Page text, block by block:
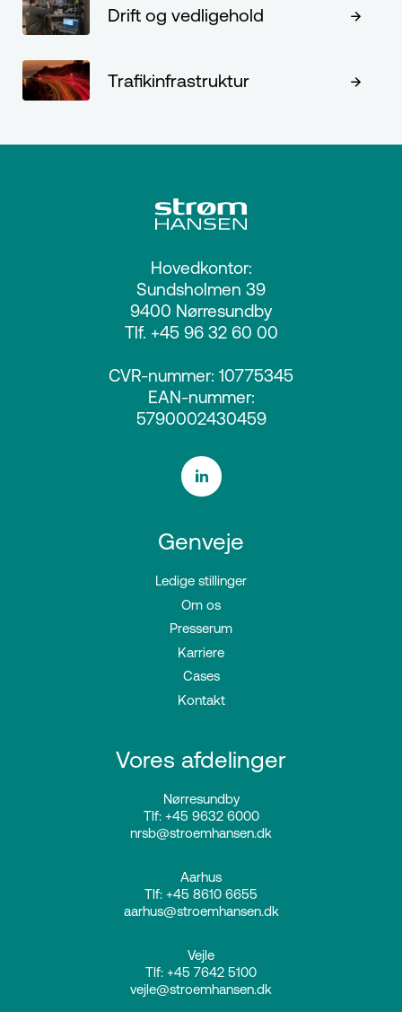
Drift og vedligehold
Trafikinfrastruktur
Hovedkontor:
Sundsholmen 39
9400 Nørresundby
Tlf. +45 96 32 60 00
CVR-nummer: 10775345
EAN-nummer:
5790002430459
Genveje
Ledige stillinger
Om os
Presserum
Karriere
Cases
Kontakt
Vores afdelinger
Nørresundby
Tlf: +45 9632 6000
nrsb@stroemhansen.dk
Aarhus
Tlf: +45 8610 6655
aarhus@stroemhansen.dk
Vejle
Tlf: +45 7642 5100
vejle@stroemhansen.dk